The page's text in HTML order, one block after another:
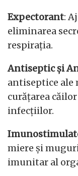
Expectorant:
eliminarea
respirația.
Antiseptic și
antiseptice ale
curățarea
infecțiilor.
miere și
imunitar al